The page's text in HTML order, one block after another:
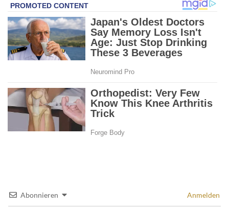
Abonnieren Anmelden